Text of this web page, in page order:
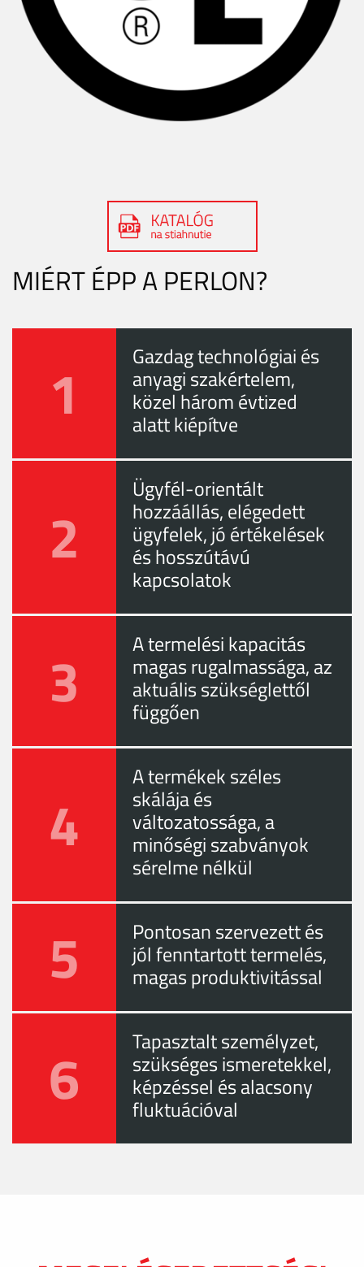
MIÉRT ÉPP A PERLON?
1 Gazdag technológiai és
anyagi szakértelem,
közel három évtized
alatt kiépítve
2
Ügyfél-orientált
hozzáállás, elégedett
ügyfelek, jó értékelések
és hosszútávú
kapcsolatok
3 A termelési kapacitás
magas rugalmassága, az
aktuális szükséglettől
függően
4
A termékek széles
skálája és
változatossága, a
minőségi szabványok
sérelme nélkül
5 Pontosan szervezett és
jól fenntartott termelés,
magas produktivitással
6 Tapasztalt személyzet,
szükséges ismeretekkel,
képzéssel és alacsony
fluktuációval